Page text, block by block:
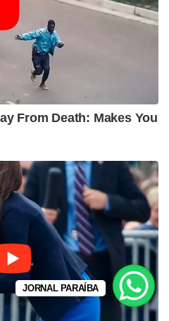
JORNAL PARAÍBA